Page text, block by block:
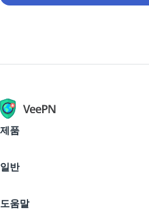
제품
VPN for macOS
iOS VPN
일반
VPN 다운로드
도움말